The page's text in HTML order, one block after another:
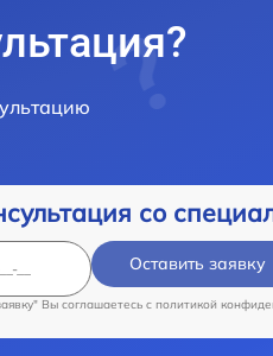
со
Оставить заявку
Вы соглашаетесь c политикой